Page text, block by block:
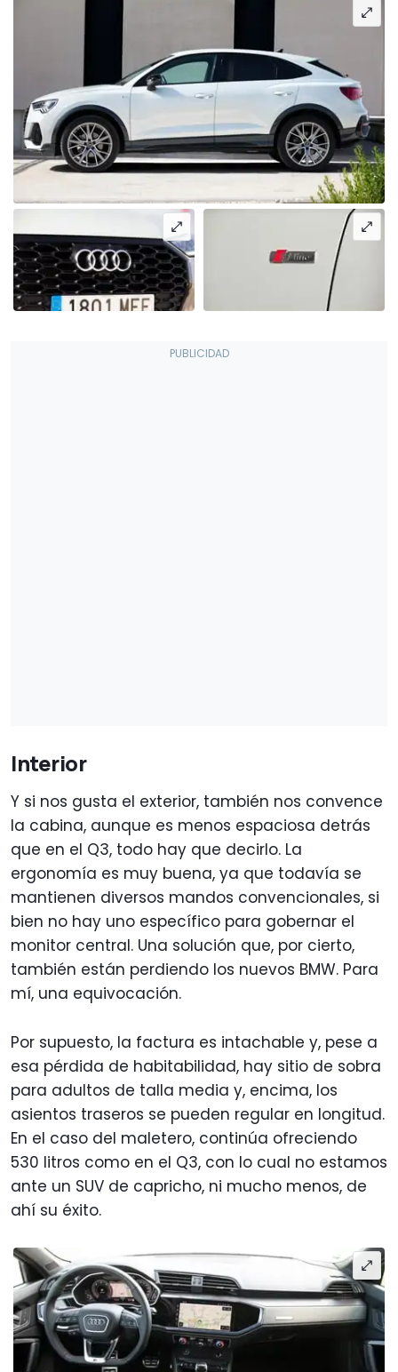
Interior
Y si nos gusta el exterior, también nos convence
la cabina, aunque es menos espaciosa detrás
que en el Q3, todo hay que decirlo. La
ergonomía es muy buena, ya que todavía se
mantienen diversos mandos convencionales, si
bien no hay uno específico para gobernar el
monitor central. Una solución que, por cierto,
también están perdiendo los nuevos BMW. Para
mí, una equivocación.
Por supuesto, la factura es intachable y, pese a
esa pérdida de habitabilidad, hay sitio de sobra
para adultos de talla media y, encima, los
asientos traseros se pueden regular en longitud.
En el caso del maletero, continúa ofreciendo
530 litros como en el Q3, con lo cual no estamos
ante un SUV de capricho, ni mucho menos, de
ahí su éxito.